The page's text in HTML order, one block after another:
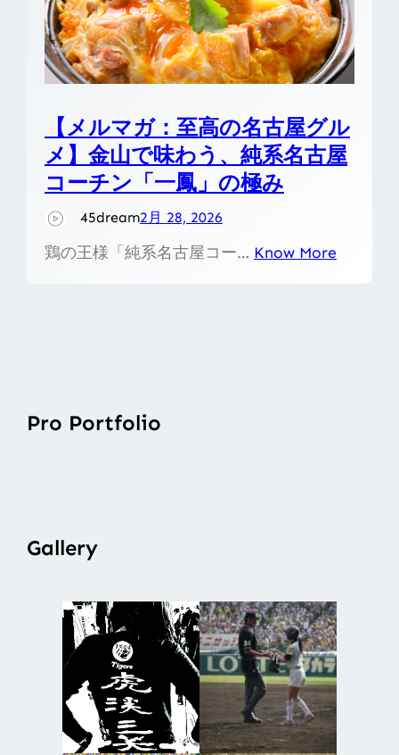
【メルマガ：至高の名古屋グル
メ】金山で味わう、純系名古屋
コーチン「一鳳」の極み
45dream2月 28, 2026
鶏の王様「純系名古屋コー… Know More
Pro Portfolio
Gallery